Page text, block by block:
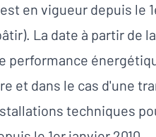
en vigueur depuis le
La date à partir de
et dans le cas d'une
techniques